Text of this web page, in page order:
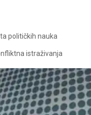
političkih nauka
istraživanja